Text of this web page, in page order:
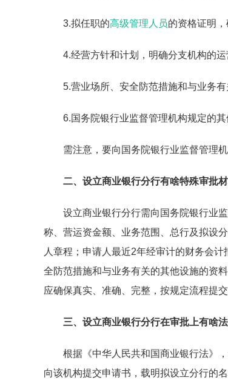
3.拟任职的高级管理人员的资格证明，
4.经营方针和计划，明确分支机构的运
5.营业场所、安全防范措施和与业务
6.国务院银行业监督管理机构规定的
需注意，要向国务院银行业监督管理
二、设立商业银行分行有啥特殊审批
设立商业银行分行需向国务院银行业
称、营运资金额、业务范围、总行及拟设
人章程；申请人最近2年经审计的财务会
全防范措施和与业务有关的其他设施的资
应确保真实、准确、完整，按规定流程提交
三、设立商业银行分行在审批上有啥
根据《中华人民共和国商业银行法》
向该机构提交申请书，载明拟设立分行的